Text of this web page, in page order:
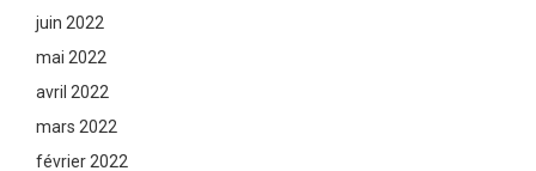
juin 2022
mai 2022
avril 2022
mars 2022
février 2022